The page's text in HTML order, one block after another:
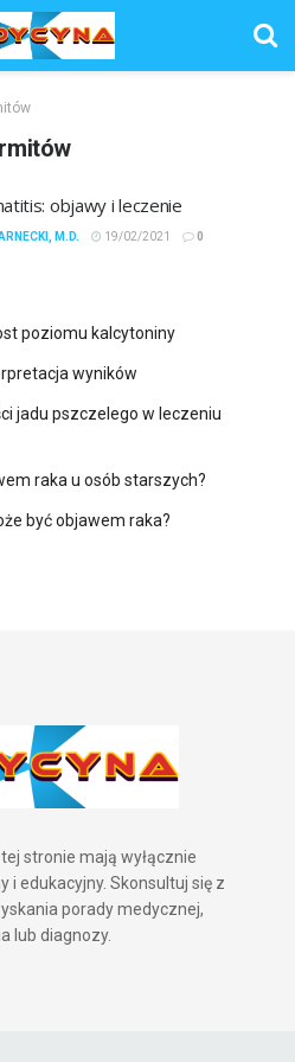
objawy i leczenie
M.D. 19/02/2021 0
poziomu kalcytoniny
wyników
jadu pszczelego w leczeniu
raka u osób starszych?
być objawem raka?
stronie mają wyłącznie
i edukacyjny. Skonsultuj się z
porady medycznej,
lub diagnozy.